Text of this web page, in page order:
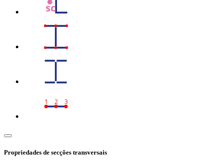
sc
1 2 3
Propriedades de secções transversais